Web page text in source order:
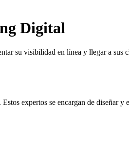
Digital
su visibilidad en línea y llegar a sus
expertos se encargan de diseñar